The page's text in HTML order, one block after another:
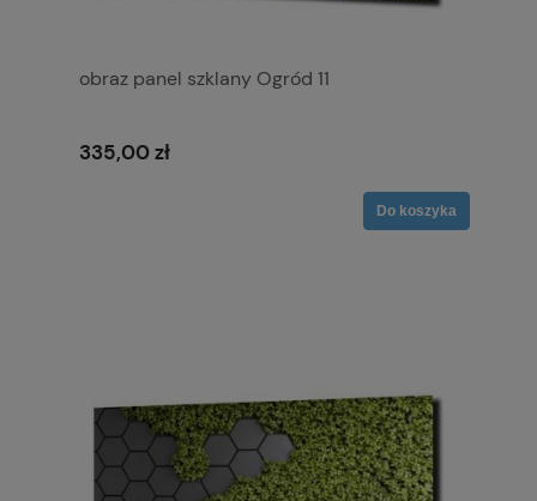
obraz panel szklany Ogród 11
335,00 zł
Do koszyka